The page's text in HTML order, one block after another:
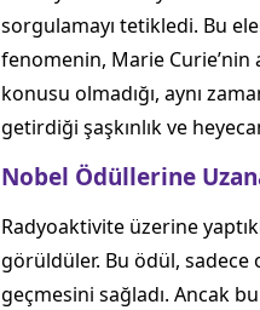
sorgulamayı tetikledi. Bu
fenomenin, Marie Curie’nin
konusu olmadığı, aynı
getirdiği şaşkınlık ve
Nobel Ödüllerine
Radyoaktivite üzerine
görüldüler. Bu ödül, sadece
geçmesini sağladı. Ancak